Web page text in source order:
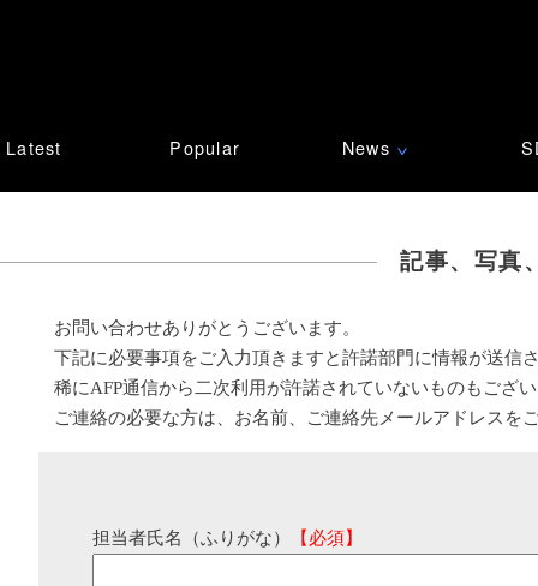
Latest Popular News ∨
記事、写真
お問い合わせありがとうございます。
下記に必要事項をご入力頂きますと許諾部門に情報が送信
稀にAFP通信から二次利用が許諾されていないものもござ
ご連絡の必要な方は、お名前、ご連絡先メールアドレスを
担当者氏名（ふりがな） 【必須】